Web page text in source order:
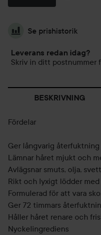
Se prishistorik
Leverans redan idag?
Skriv in ditt postnummer
BESKRIVNING
Fördelar
Ger långvarig
Lämnar håret mjukt och
Avlägsnar smuts, olja,
Rikt och lyxigt lödder
Formulerad för att vara
Ger 72 timmars
Håller håret renare och
Nyckelingrediens